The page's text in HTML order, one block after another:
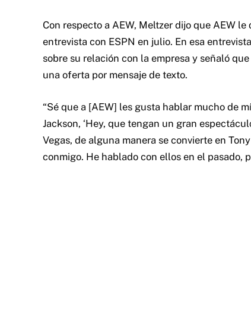
Con respecto a AEW, Meltzer dijo que AEW
entrevista con ESPN en julio. En esa
sobre su relación con la empresa y señaló
una oferta por mensaje de texto.
“Sé que a [AEW] les gusta hablar mucho de
Jackson, ‘Hey, que tengan un gran
Vegas, de alguna manera se convierte en
conmigo. He hablado con ellos en el pasado,